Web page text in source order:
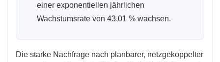
einer exponentiellen jährlichen
Wachstumsrate von 43,01 % wachsen.
Die starke Nachfrage nach planbarer, netzgekoppelter